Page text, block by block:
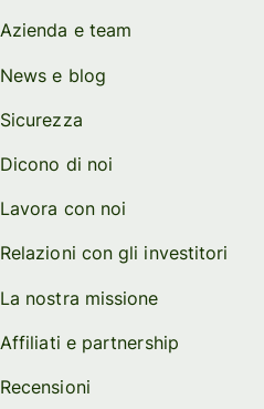
Azienda e team
News e blog
Sicurezza
Dicono di noi
Lavora con noi
Relazioni con gli investitori
La nostra missione
Affiliati e partnership
Recensioni